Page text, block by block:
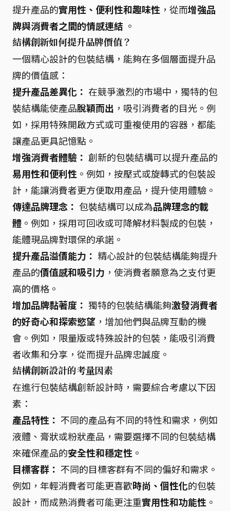
提升產品的實用性、便利性和趣味性 ，從而增強品
牌與消費者之間的情感連結 。
結構創新如何提升品牌價值？
一個精心設計的包裝結構，能夠在多個層面提升品
牌的價值感：
提升產品差異化： 在競爭激烈的市場中，獨特的包
裝結構能使產品脫穎而出 ，吸引消費者的目光。例
如，採用特殊開啟方式或可重複使用的容器，都能
讓產品更具記憶點。
增強消費者體驗： 創新的包裝結構可以提升產品的
易用性和便利性 。例如，按壓式或旋轉式的包裝設
計，能讓消費者更方便取用產品，提升使用體驗。
傳達品牌理念： 包裝結構可以成為品牌理念的載
體 。例如，採用可回收或可降解材料製成的包裝，
能體現品牌對環保的承諾。
提升產品溢價能力： 精心設計的包裝結構能夠提升
產品的價值感和吸引力 ，使消費者願意為之支付更
高的價格。
增加品牌黏著度： 獨特的包裝結構能夠激發消費者
的好奇心和探索慾望 ，增加他們與品牌互動的機
會。例如，限量版或特殊設計的包裝，能吸引消費
者收集和分享，從而提升品牌忠誠度。
結構創新設計的考量因素
在進行包裝結構創新設計時，需要綜合考慮以下因
素：
產品特性： 不同的產品有不同的特性和需求，例如
液體、膏狀或粉狀產品，需要選擇不同的包裝結構
來確保產品的安全性和穩定性 。
目標客群： 不同的目標客群有不同的偏好和需求。
例如，年輕消費者可能更喜歡時尚、個性化的包裝
設計，而成熟消費者可能更注重實用性和功能性 。